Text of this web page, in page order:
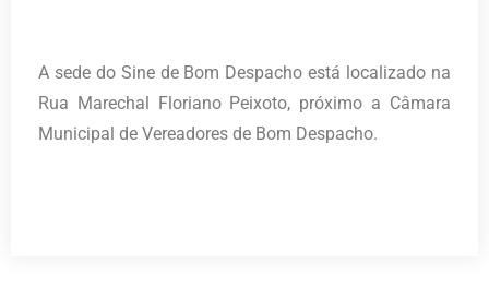
A sede do Sine de Bom Despacho está localizado na
Rua Marechal Floriano Peixoto, próximo a Câmara
Municipal de Vereadores de Bom Despacho.